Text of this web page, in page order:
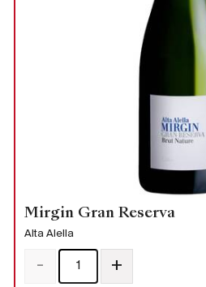
Mirgin Gran Reserva
Alta Alella
- +